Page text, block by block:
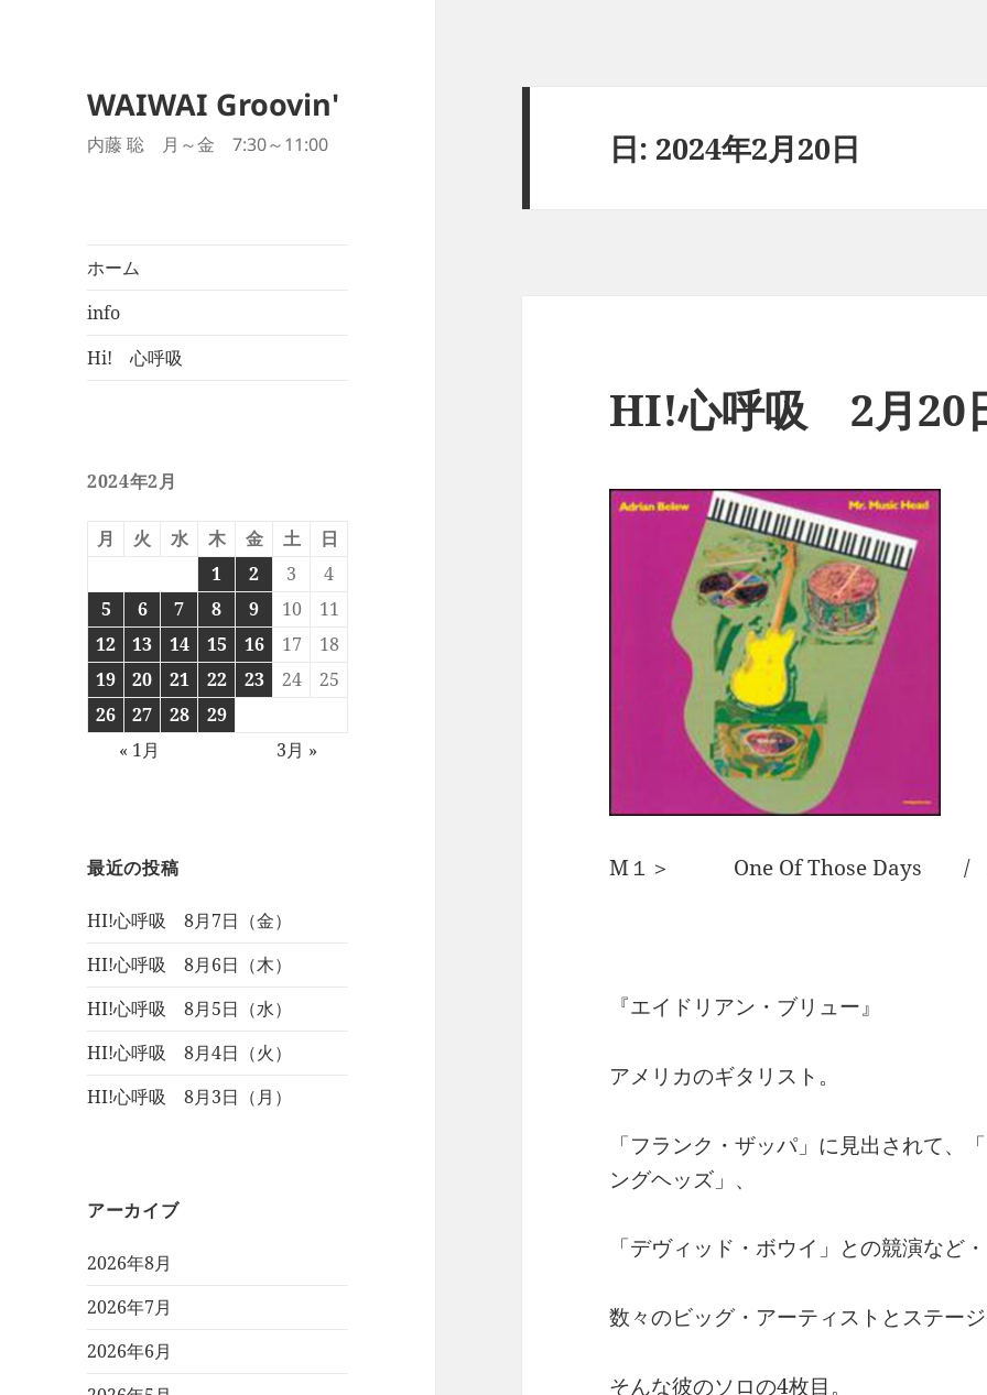
WAIWAI Groovin'
内藤 聡 月～金 7:30～11:00
ホーム
info
Hi! 心呼吸
2024年2月
月 火 水 木 金 土
日
1
2 3
4
5
6 7 8 9 10
11
12
13 14 15 16 17
18
19
20 21 22 23 24
25
26
27 28
29
« 1月
3月 »
最近の投稿
HI!心呼吸 8月7日（金）
HI!心呼吸 8月6日（木）
HI!心呼吸 8月5日（水）
HI!心呼吸 8月4日（火）
HI!心呼吸 8月3日（月）
アーカイブ
2026年8月
2026年7月
2026年6月
日: 2024年2月20日
HI!心呼吸 2月20
M１＞ One Of Those Days / エ
『エイドリアン・ブリュー』
アメリカのギタリスト。
「フランク・ザッパ」に見出されて、
ングヘッズ」、
「デヴィッド・ボウイ」との競演など・
数々のビッグ・アーティストとステー
そんな彼のソロの4枚目。